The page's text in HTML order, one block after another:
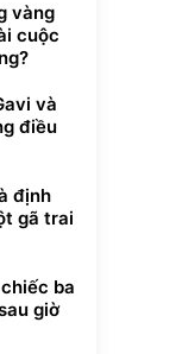
vàng
cuộc
và
điều
định
gã trai
ba
giờ